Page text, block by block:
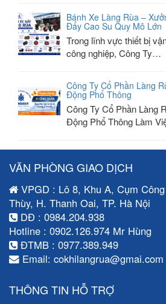
Bánh Xe Làng Rùa –
Đẩy Cao Su Quy Mô Lớn
Trong lĩnh vực thiết bị
công nghiệp, Công Ty…
Công Ty Cổ Phần Làng
Động Phổ Thông
Công Ty Cổ Phần Làng
Động Phổ Thông Làm
VĂN PHÒNG GIAO DỊCH
VPGD : Lô 8, Khu A, Cụm
Thùy, H. Thanh Oai, TP. Hà Nội
DĐ : 0984.204.938
Hotline : 0902.126.974 Mr Hùng
ĐTMB : 0977.389.949
Email: cokhilangrua@gmai.com
THÔNG TIN HỖ TRỢ